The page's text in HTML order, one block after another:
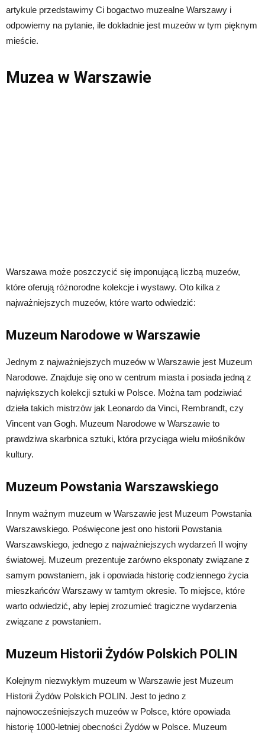
artykule przedstawimy Ci bogactwo muzealne Warszawy i
odpowiemy na pytanie, ile dokładnie jest muzeów w tym pięknym
mieście.
Muzea w Warszawie
Warszawa może poszczycić się imponującą liczbą muzeów,
które oferują różnorodne kolekcje i wystawy. Oto kilka z
najważniejszych muzeów, które warto odwiedzić:
Muzeum Narodowe w Warszawie
Jednym z najważniejszych muzeów w Warszawie jest Muzeum
Narodowe. Znajduje się ono w centrum miasta i posiada jedną z
największych kolekcji sztuki w Polsce. Można tam podziwiać
dzieła takich mistrzów jak Leonardo da Vinci, Rembrandt, czy
Vincent van Gogh. Muzeum Narodowe w Warszawie to
prawdziwa skarbnica sztuki, która przyciąga wielu miłośników
kultury.
Muzeum Powstania Warszawskiego
Innym ważnym muzeum w Warszawie jest Muzeum Powstania
Warszawskiego. Poświęcone jest ono historii Powstania
Warszawskiego, jednego z najważniejszych wydarzeń II wojny
światowej. Muzeum prezentuje zarówno eksponaty związane z
samym powstaniem, jak i opowiada historię codziennego życia
mieszkańców Warszawy w tamtym okresie. To miejsce, które
warto odwiedzić, aby lepiej zrozumieć tragiczne wydarzenia
związane z powstaniem.
Muzeum Historii Żydów Polskich POLIN
Kolejnym niezwykłym muzeum w Warszawie jest Muzeum
Historii Żydów Polskich POLIN. Jest to jedno z
najnowocześniejszych muzeów w Polsce, które opowiada
historię 1000-letniej obecności Żydów w Polsce. Muzeum